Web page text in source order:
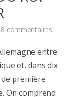
de
8 commentaires
entre
et, dans dix
première
On comprend